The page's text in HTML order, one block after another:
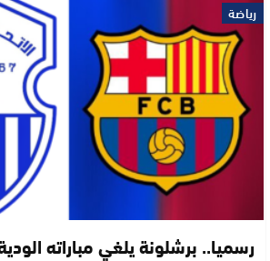
رياضة
رسميا.. برشلونة يلغي مباراته